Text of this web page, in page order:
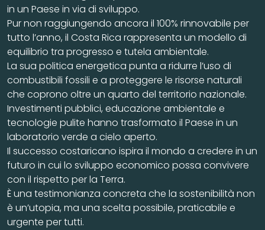
in un Paese in via di sviluppo.
Pur non raggiungendo ancora il 100% rinnovabile per
tutto l’anno, il Costa Rica rappresenta un modello di
equilibrio tra progresso e tutela ambientale.
La sua politica energetica punta a ridurre l’uso di
combustibili fossili e a proteggere le risorse naturali
che coprono oltre un quarto del territorio nazionale.
Investimenti pubblici, educazione ambientale e
tecnologie pulite hanno trasformato il Paese in un
laboratorio verde a cielo aperto.
Il successo costaricano ispira il mondo a credere in un
futuro in cui lo sviluppo economico possa convivere
con il rispetto per la Terra.
È una testimonianza concreta che la sostenibilità non
è un’utopia, ma una scelta possibile, praticabile e
urgente per tutti.